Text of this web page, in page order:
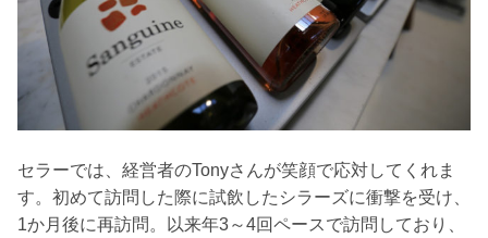
セラーでは、経営者のTonyさんが笑顔で応対してくれま
す。初めて訪問した際に試飲したシラーズに衝撃を受け、
1か月後に再訪問。以来年3～4回ペースで訪問しており、